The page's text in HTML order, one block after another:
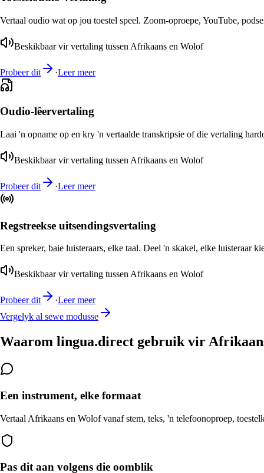
Vertaal oudio wat op jou toestel speel. Zoom-oproepe, YouTube,
Beskikbaar vir vertaling tussen Afrikaans en Wolof
Probeer dit ·Leer meer
Oudio-lêervertaling
Laai 'n opname op en kry 'n vertaalde transkripsie of die vertaling
Beskikbaar vir vertaling tussen Afrikaans en Wolof
Probeer dit ·Leer meer
Regstreekse uitsendingsvertaling
Een spreker, baie luisteraars, elke taal. Deel 'n skakel, elke luisteraar
Beskikbaar vir vertaling tussen Afrikaans en Wolof
Probeer dit ·Leer meer
Vergelyk al sewe modusse
Waarom lingua.direct gebruik vir
Een instrument, elke formaat
Vertaal Afrikaans en Wolof vanaf stem, teks, 'n telefoonoproep,
Pas dit aan volgens die oomblik